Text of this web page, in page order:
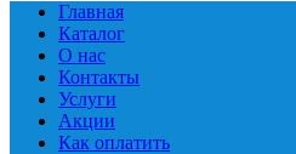
Главная
Каталог
О нас
Контакты
Услуги
Акции
Как оплатить